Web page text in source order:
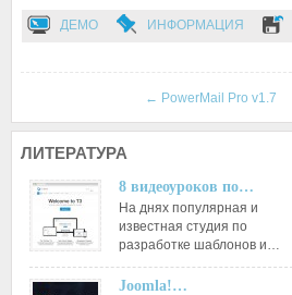
ДЕМО ИНФОРМАЦИЯ
← PowerMail Pro v1.7
ЛИТЕРАТУРА
8 видеоуроков по…
На днях популярная и
известная студия по
разработке шаблонов и…
Joomla!…